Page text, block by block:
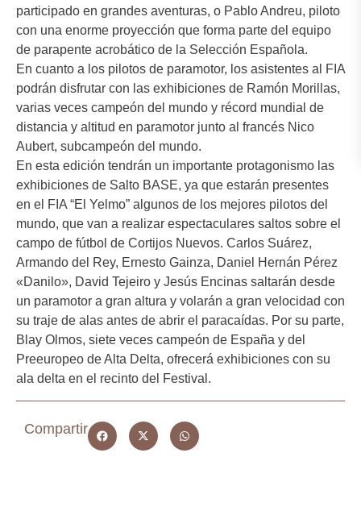
participado en grandes aventuras, o Pablo Andreu, piloto
con una enorme proyección que forma parte del equipo
de parapente acrobático de la Selección Española.
En cuanto a los pilotos de paramotor, los asistentes al FIA
podrán disfrutar con las exhibiciones de Ramón Morillas,
varias veces campeón del mundo y récord mundial de
distancia y altitud en paramotor junto al francés Nico
Aubert, subcampeón del mundo.
En esta edición tendrán un importante protagonismo las
exhibiciones de Salto BASE, ya que estarán presentes
en el FIA “El Yelmo” algunos de los mejores pilotos del
mundo, que van a realizar espectaculares saltos sobre el
campo de fútbol de Cortijos Nuevos. Carlos Suárez,
Armando del Rey, Ernesto Gainza, Daniel Hernán Pérez
«Danilo», David Tejeiro y Jesús Encinas saltarán desde
un paramotor a gran altura y volarán a gran velocidad con
su traje de alas antes de abrir el paracaídas. Por su parte,
Blay Olmos, siete veces campeón de España y del
Preeuropeo de Alta Delta, ofrecerá exhibiciones con su
ala delta en el recinto del Festival.
Compartir